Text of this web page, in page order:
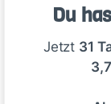
Du
Jetzt 31